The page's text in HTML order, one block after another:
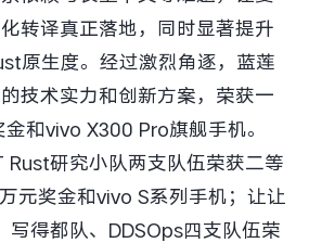
转译真正落地，同时显著提升
原生度。经过激烈角逐，蓝莲
技术实力和创新方案，荣获一
和vivo X300 Pro旗舰手机。
Rust研究小队两支队伍荣获二等
元奖金和vivo S系列手机；让让
写得都队、DDSOps四支队伍荣